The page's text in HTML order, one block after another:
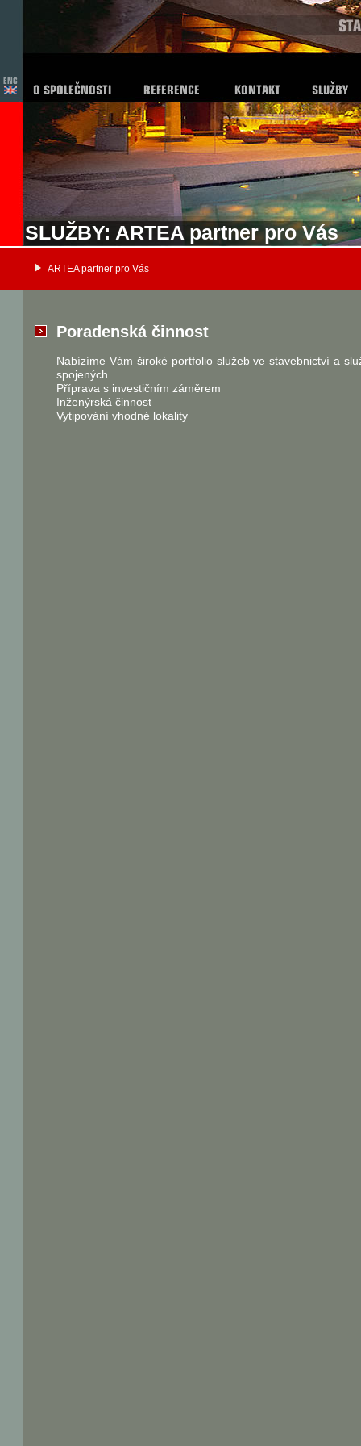
SLUŽBY: ARTEA partner pro Vás
ARTEA partner pro Vás
Poradenská činnost
Nabízíme Vám široké portfolio služeb ve stavebnictví a
spojených.
Příprava s investičním záměrem
Inženýrská činnost
Vytipování vhodné lokality